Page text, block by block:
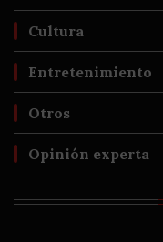
Cultura
Entretenimiento
Otros
Opinión experta